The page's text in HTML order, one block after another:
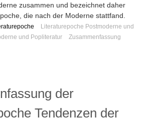
zusammen und bezeichnet daher
die nach der Moderne stattfand.
Literaturepoche Postmoderne und
und Popliteratur
Zusammenfassung
der
Tendenzen der